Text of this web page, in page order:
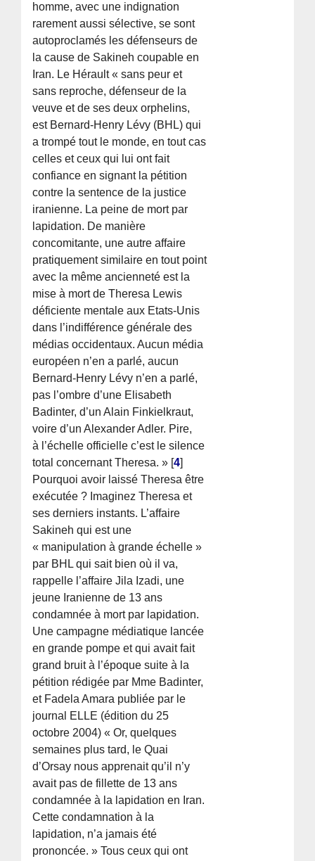
homme, avec une indignation
rarement aussi sélective, se sont
autoproclamés les défenseurs de
la cause de Sakineh coupable en
Iran. Le Hérault « sans peur et
sans reproche, défenseur de la
veuve et de ses deux orphelins,
est Bernard-Henry Lévy (BHL) qui
a trompé tout le monde, en tout cas
celles et ceux qui lui ont fait
confiance en signant la pétition
contre la sentence de la justice
iranienne. La peine de mort par
lapidation. De manière
concomitante, une autre affaire
pratiquement similaire en tout point
avec la même ancienneté est la
mise à mort de Theresa Lewis
déficiente mentale aux Etats-Unis
dans l’indifférence générale des
médias occidentaux. Aucun média
européen n’en a parlé, aucun
Bernard-Henry Lévy n’en a parlé,
pas l’ombre d’une Elisabeth
Badinter, d’un Alain Finkielkraut,
voire d’un Alexander Adler. Pire,
à l’échelle officielle c’est le silence
total concernant Theresa. » [4]
Pourquoi avoir laissé Theresa être
exécutée ? Imaginez Theresa et
ses derniers instants. L’affaire
Sakineh qui est une
« manipulation à grande échelle »
par BHL qui sait bien où il va,
rappelle l’affaire Jila Izadi, une
jeune Iranienne de 13 ans
condamnée à mort par lapidation.
Une campagne médiatique lancée
en grande pompe et qui avait fait
grand bruit à l’époque suite à la
pétition rédigée par Mme Badinter,
et Fadela Amara publiée par le
journal ELLE (édition du 25
octobre 2004) « Or, quelques
semaines plus tard, le Quai
d’Orsay nous apprenait qu’il n’y
avait pas de fillette de 13 ans
condamnée à la lapidation en Iran.
Cette condamnation à la
lapidation, n’a jamais été
prononcée. » Tous ceux qui ont